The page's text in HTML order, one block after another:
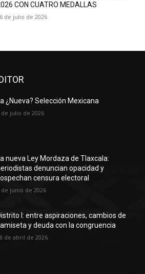
CON CUATRO MEDALLAS
de julio de 2026
¿Nueva? Selección Mexicana
de julio de 2026
nueva Ley Mordaza de Tlaxcala:
denuncian opacidad y
censura electoral
de junio de 2026
I: entre aspiraciones, cambios de
y deuda con la congruencia
de abril de 2026